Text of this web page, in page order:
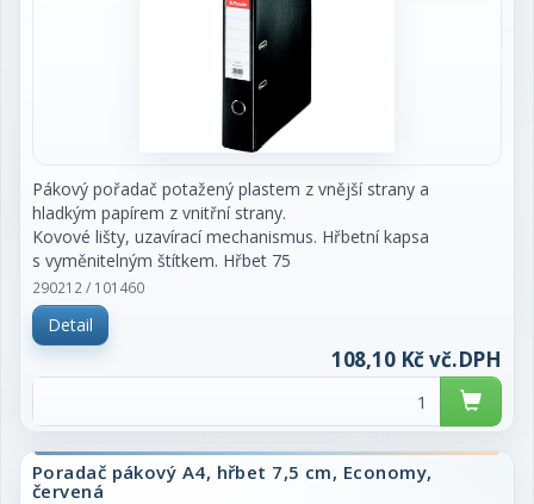
Pákový pořadač potažený plastem z vnější strany a
hladkým papírem z vnitřní strany.
Kovové lišty, uzavírací mechanismus. Hřbetní kapsa
s vyměnitelným štítkem. Hřbet 75
mm. Cena za kus.
290212 / 101460
Detail
108,10 Kč vč.DPH
Poradač pákový A4, hřbet 7,5 cm, Economy,
červená